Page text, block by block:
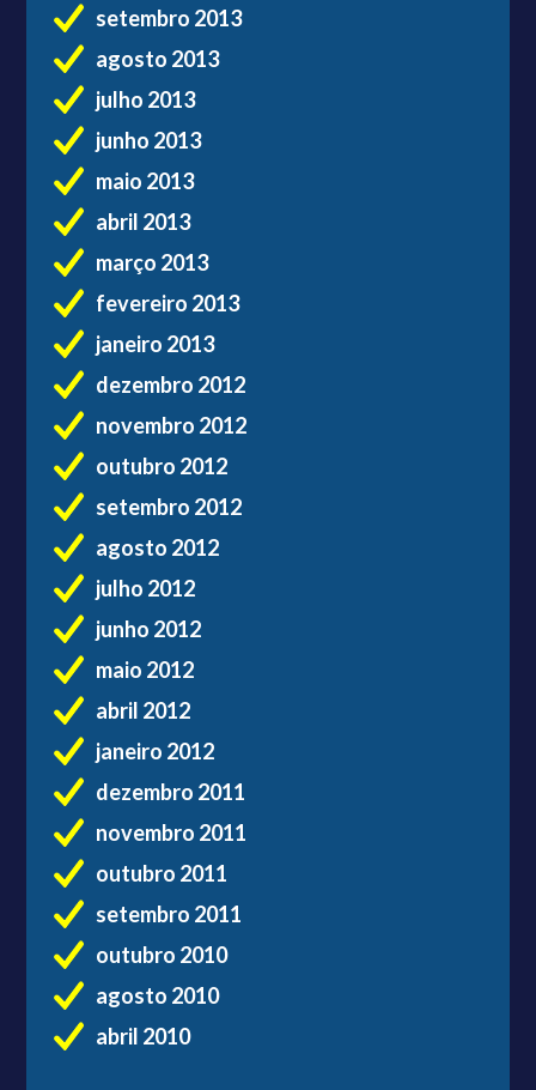
setembro 2013
agosto 2013
julho 2013
junho 2013
maio 2013
abril 2013
março 2013
fevereiro 2013
janeiro 2013
dezembro 2012
novembro 2012
outubro 2012
setembro 2012
agosto 2012
julho 2012
junho 2012
maio 2012
abril 2012
janeiro 2012
dezembro 2011
novembro 2011
outubro 2011
setembro 2011
outubro 2010
agosto 2010
abril 2010